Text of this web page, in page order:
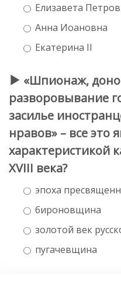
Елизавета
Анна Иоановна
Екатерина II
«Шпионаж,
разворовывание
засилье
нравов» – все это
характеристикой
XVIII века?
эпоха
бироновщина
золотой век
пугачевщина